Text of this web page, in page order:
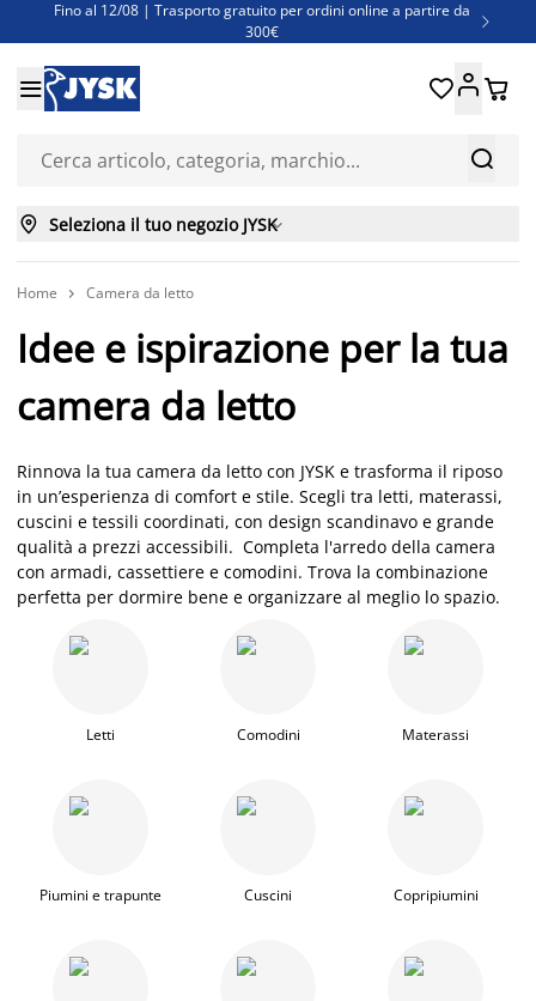
Fino al 12/08 | Trasporto gratuito per ordini online a partire da
300€

Super offerte d'estate | Oltre 1.500 articoli fino al 70%
Finanziamenti - Scegli il piano di rimborso più adatto a te


 
 Seleziona il tuo negozio JYSK
Home  Camera da letto
Idee e ispirazione per la tua
camera da letto
Rinnova la tua camera da letto con JYSK e trasforma il riposo
in un’esperienza di comfort e stile. Scegli tra letti, materassi,
cuscini e tessili coordinati, con design scandinavo e grande
qualità a prezzi accessibili. Completa l'arredo della camera
con armadi, cassettiere e comodini. Trova la combinazione
perfetta per dormire bene e organizzare al meglio lo spazio.
Letti Comodini Materassi
Piumini e trapunte Cuscini Copripiumini